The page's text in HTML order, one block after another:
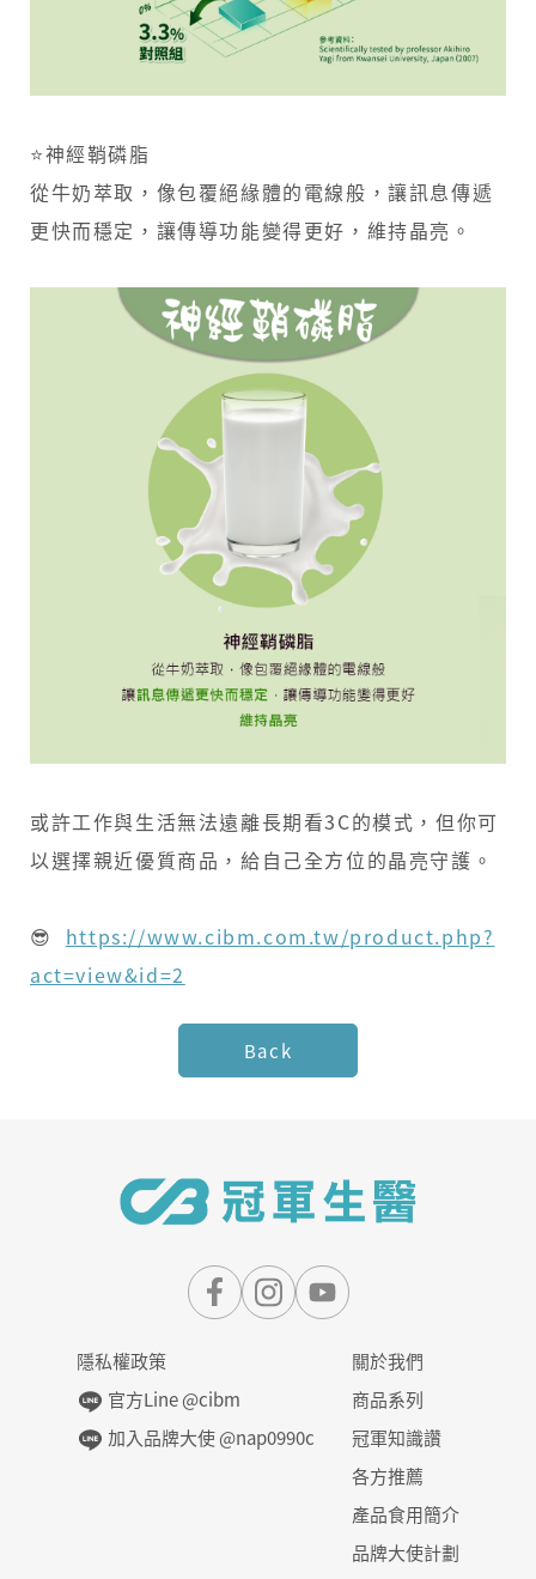
⭐神經鞘磷脂
從牛奶萃取，像包覆絕緣體的電線般，讓訊息傳遞
更快而穩定，讓傳導功能變得更好，維持晶亮。
或許工作與生活無法遠離長期看3C的模式，但你可
以選擇親近優質商品，給自己全方位的晶亮守護。
😎 ​ https://www.cibm.com.tw/product.php?
act=view&id=2
Back
隱私權政策
官方Line @cibm
加入品牌大使 @nap0990c
關於我們
商品系列
冠軍知識讚
各方推薦
產品食用簡介
品牌大使計劃